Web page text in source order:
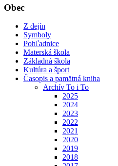
Obec
Z dejín
Symboly
Pohľadnice
Materská škola
Základná škola
Kultúra a šport
Časopis a pamätná kniha
Archív To i To
2025
2024
2023
2022
2021
2020
2019
2018